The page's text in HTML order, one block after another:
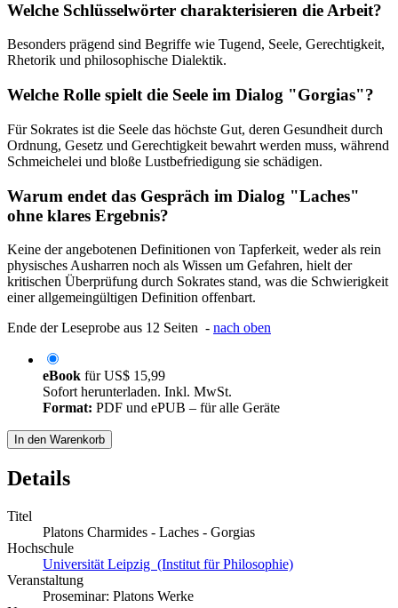
Welche Schlüsselwörter charakterisieren die Arbeit?
Besonders prägend sind Begriffe wie Tugend, Seele, Gerechtigkeit,
Rhetorik und philosophische Dialektik.
Welche Rolle spielt die Seele im Dialog "Gorgias"?
Für Sokrates ist die Seele das höchste Gut, deren Gesundheit durch
Ordnung, Gesetz und Gerechtigkeit bewahrt werden muss, während
Schmeichelei und bloße Lustbefriedigung sie schädigen.
Warum endet das Gespräch im Dialog "Laches"
ohne klares Ergebnis?
Keine der angebotenen Definitionen von Tapferkeit, weder als rein
physisches Ausharren noch als Wissen um Gefahren, hielt der
kritischen Überprüfung durch Sokrates stand, was die Schwierigkeit
einer allgemeingültigen Definition offenbart.
Ende der Leseprobe aus 12 Seiten - nach oben
eBook fürUS$ 15,99
Sofort herunterladen. Inkl. MwSt.
Format: PDF und ePUB – für alle Geräte
In den Warenkorb
Details
Titel
Platons Charmides - Laches - Gorgias
Hochschule
Universität Leipzig (Institut für Philosophie)
Veranstaltung
Proseminar: Platons Werke